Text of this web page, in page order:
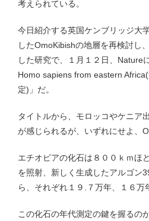
考えられている。
今日紹介する英国ケンブリッジ大
したOmoKibishの地層を再検討し
した研究で、１月１２日、Nature
Homo sapiens from eastern
定)」だ。
タイトルから、モロッコやケニア
が感じられるが、いずれにせよ、
エチオピアの化石は８００ｋｍほ
を照射、新しく生成したアルゴン
ら、それぞれ１９.７万年、１６万
この化石の年代測定の鍵を握るの